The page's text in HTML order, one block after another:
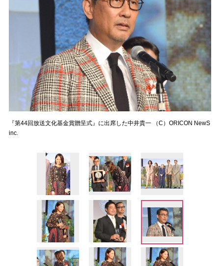
『第44回放送文化基金賞贈呈式』に出席した中井貴一 （C）ORICON NewS
inc.